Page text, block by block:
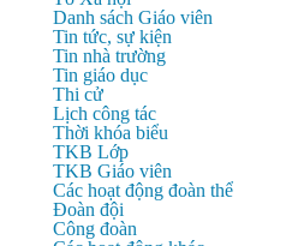
Danh sách Giáo viên
Tin tức, sự kiện
Tin nhà trường
Tin giáo dục
Thi cử
Lịch công tác
Thời khóa biểu
TKB Lớp
TKB Giáo viên
Các hoạt động đoàn thể
Đoàn đội
Công đoàn